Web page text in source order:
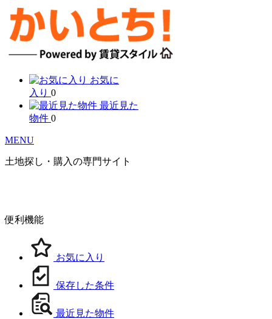
お気に
入り 0
最近見た
物件 0
MENU
土地探し・購入の専門サイト
便利機能
お気に入り
保存した条件
最近見た物件